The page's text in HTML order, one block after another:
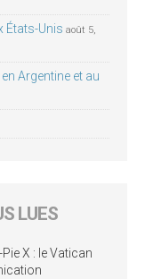
États-Unis août 5,
Argentine et au
LUES
X : le Vatican